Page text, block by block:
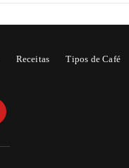
Receitas Tipos de Café